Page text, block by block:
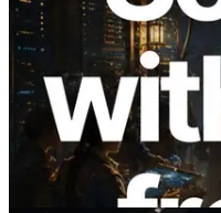
2026.08.05
ERPC amplía la
Solana con
regiones globales
Validators
Leer este artículo